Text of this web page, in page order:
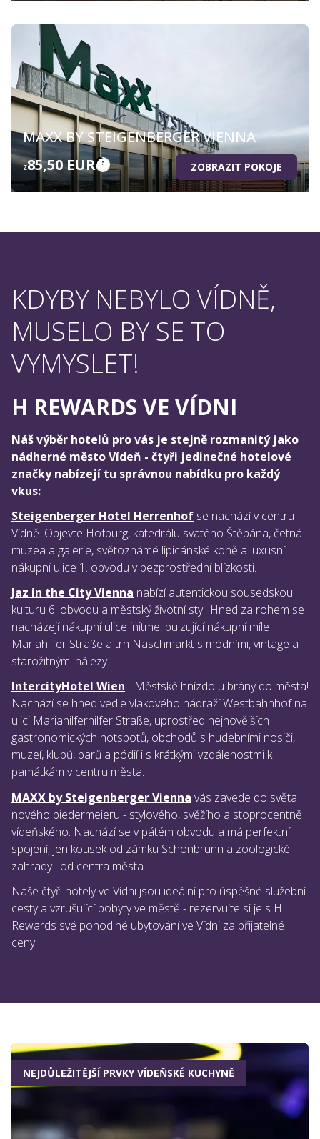
MAXX BY STEIGENBERGER VIENNA
z85,50 EUR ZOBRAZIT POKOJE
KDYBY NEBYLO VÍDNĚ,
MUSELO BY SE TO
VYMYSLET!
H REWARDS VE VÍDNI
Náš výběr hotelů pro vás je stejně rozmanitý jako
nádherné město Vídeň - čtyři jedinečné hotelové
značky nabízejí tu správnou nabídku pro každý
vkus:
Steigenberger Hotel Herrenhof se nachází v centru
Vídně. Objevte Hofburg, katedrálu svatého Štěpána, četná
muzea a galerie, světoznámé lipicánské koně a luxusní
nákupní ulice 1. obvodu v bezprostřední blízkosti.
Jaz in the City Vienna nabízí autentickou sousedskou
kulturu 6. obvodu a městský životní styl. Hned za rohem se
nacházejí nákupní ulice initme, pulzující nákupní míle
Mariahilfer Straße a trh Naschmarkt s módními, vintage a
starožitnými nálezy.
IntercityHotel Wien - Městské hnízdo u brány do města!
Nachází se hned vedle vlakového nádraží Westbahnhof na
ulici Mariahilferhilfer Straße, uprostřed nejnovějších
gastronomických hotspotů, obchodů s hudebními nosiči,
muzeí, klubů, barů a pódií i s krátkými vzdálenostmi k
památkám v centru města.
MAXX by Steigenberger Vienna vás zavede do světa
nového biedermeieru - stylového, svěžího a stoprocentně
vídeňského. Nachází se v pátém obvodu a má perfektní
spojení, jen kousek od zámku Schönbrunn a zoologické
zahrady i od centra města.
Naše čtyři hotely ve Vídni jsou ideální pro úspěšné služební
cesty a vzrušující pobyty ve městě - rezervujte si je s H
Rewards své pohodlné ubytování ve Vídni za přijatelné
ceny.
NEJDŮLEŽITĚJŠÍ PRVKY VÍDEŇSKÉ KUCHYNĚ